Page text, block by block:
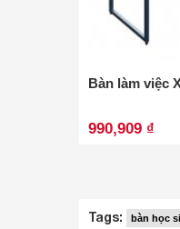
Bàn làm việc
990,909 ₫
Tags: bàn học